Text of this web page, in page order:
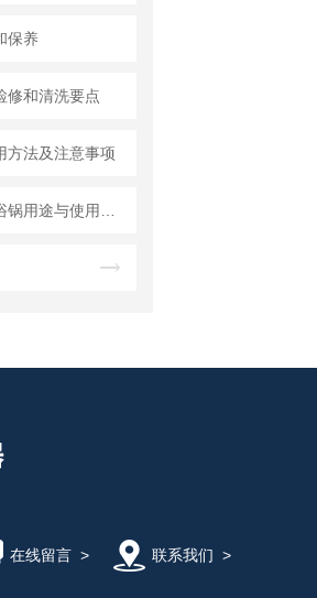
保养
修和清洗要点
方法及注意事项
在线留言> 联系我们 >